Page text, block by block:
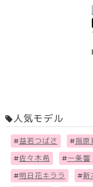
人気モデル
#益若つばさ #指原
#佐々木希 #一条響
#明日花キララ #新